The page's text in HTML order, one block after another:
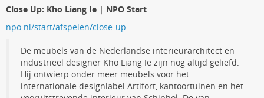
Close Up: Kho Liang Ie | NPO Start
npo.nl/start/afspelen/close-up…
De meubels van de Nederlandse interieurarchitect en
industrieel designer Kho Liang Ie zijn nog altijd geliefd.
Hij ontwierp onder meer meubels voor het
internationale designlabel Artifort, kantoortuinen en het